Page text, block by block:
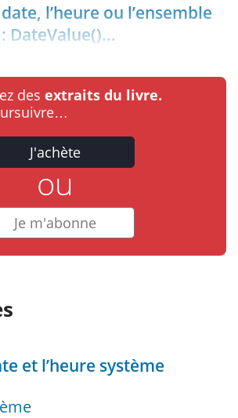
l’heure ou l’ensemble
DateValue()...
des extraits du livre.
J'achète
ou
Je m'abonne
et l’heure système